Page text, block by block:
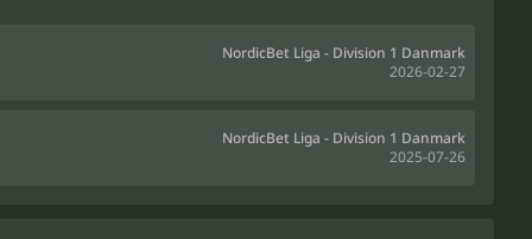
NordicBet Liga - Division 1 Danmark
2026-02-27
NordicBet Liga - Division 1 Danmark
2025-07-26